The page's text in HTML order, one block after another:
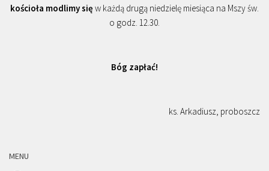
kościoła modlimy się w każdą drugą niedzielę miesiąca na Mszy św.
o godz. 12.30.
Bóg zapłać!
ks. Arkadiusz, proboszcz
MENU